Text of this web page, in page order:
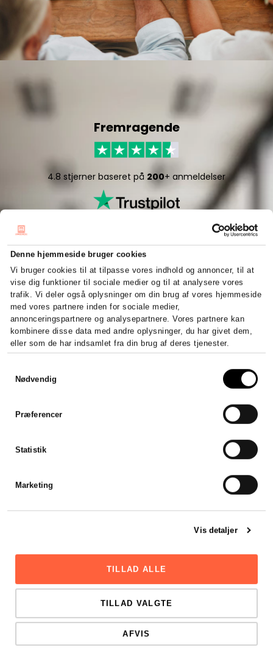
Denne hjemmeside bruger cookies
Vi bruger cookies til at tilpasse vores indhold og annoncer, til at
vise dig funktioner til sociale medier og til at analysere vores
trafik. Vi deler også oplysninger om din brug af vores hjemmeside
med vores partnere inden for sociale medier,
annonceringspartnere og analysepartnere. Vores partnere kan
kombinere disse data med andre oplysninger, du har givet dem,
eller som de har indsamlet fra din brug af deres tjenester.
Nødvendig
Præferencer
Statistik
Marketing
Vis detaljer
TILLAD ALLE
TILLAD VALGTE
AFVIS
Fremragende
4.8 stjerner baseret på 200+ anmeldelser
5/5 stjerner baseret på 50 + anmeldelser